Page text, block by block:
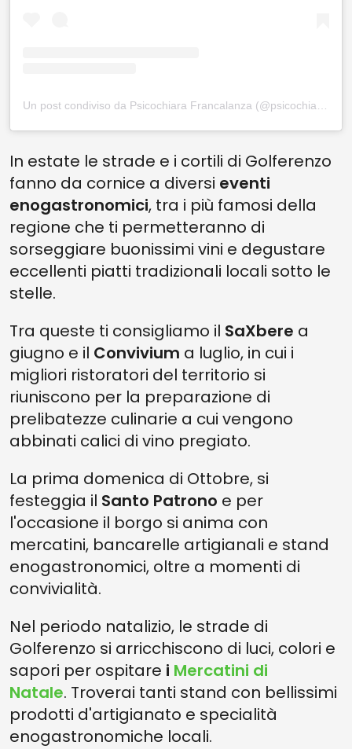
In estate le strade e i cortili di Golferenzo
fanno da cornice a diversi eventi
enogastronomici, tra i più famosi della
regione che ti permetteranno di
sorseggiare buonissimi vini e degustare
eccellenti piatti tradizionali locali sotto le
stelle.
Tra queste ti consigliamo il SaXbere a
giugno e il Convivium a luglio, in cui i
migliori ristoratori del territorio si
riuniscono per la preparazione di
prelibatezze culinarie a cui vengono
abbinati calici di vino pregiato.
La prima domenica di Ottobre, si
festeggia il Santo Patrono e per
l'occasione il borgo si anima con
mercatini, bancarelle artigianali e stand
enogastronomici, oltre a momenti di
convivialità.
Nel periodo natalizio, le strade di
Golferenzo si arricchiscono di luci, colori e
sapori per ospitare i Mercatini di
Natale. Troverai tanti stand con bellissimi
prodotti d'artigianato e specialità
enogastronomiche locali.